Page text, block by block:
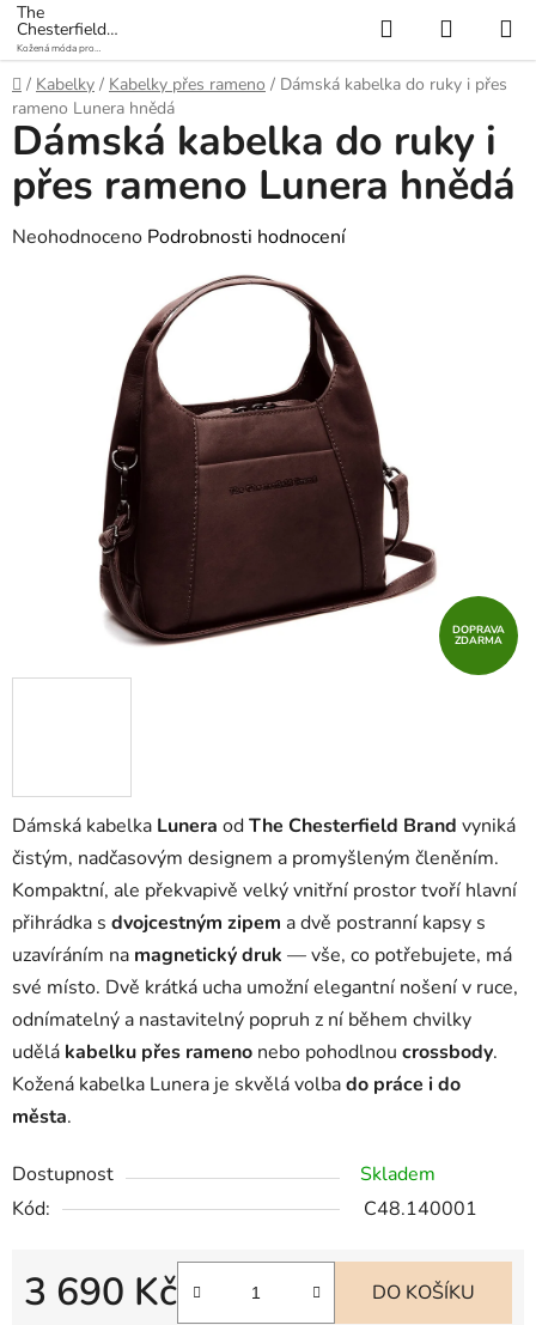
Přejít
na
obsah
The
Chesterfield
Brand
Kožená móda pro
každý den
Hledat
KOŠÍK
Domů
/ Kabelky / Kabelky přes rameno / Dámská kabelka do ruky i přes
rameno Lunera hnědá
Dámská kabelka Lunera odThe Chesterfield Brand vyniká
čistým, nadčasovým designem a promyšleným členěním.
Kompaktní, ale překvapivě velký vnitřní prostor tvoří hlavní
přihrádka s dvojcestným zipem a dvě postranní kapsy s
uzavíráním na magnetický druk — vše, co potřebujete, má
své místo. Dvě krátká ucha umožní elegantní nošení v ruce,
odnímatelný a nastavitelný popruh z ní během chvilky
udělá kabelku přes rameno nebo pohodlnou crossbody.
Kožená kabelka Lunera je skvělá volbado práce i do
města.
Dostupnost
Skladem
Kód:
C48.140001
3 690 Kč DO KOŠÍKU
Dámská kabelka do ruky i
přes rameno Lunera hnědá
Průměrné
Neohodnoceno Podrobnosti hodnocení
DOPRAVA
ZDARMA